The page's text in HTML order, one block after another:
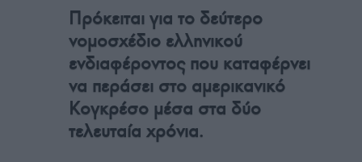
Πρόκειται για το δεύτερο
νομοσχέδιο ελληνικού
ενδιαφέροντος που καταφέρνει
να περάσει στο αμερικανικό
Κογκρέσο μέσα στα δύο
τελευταία χρόνια.